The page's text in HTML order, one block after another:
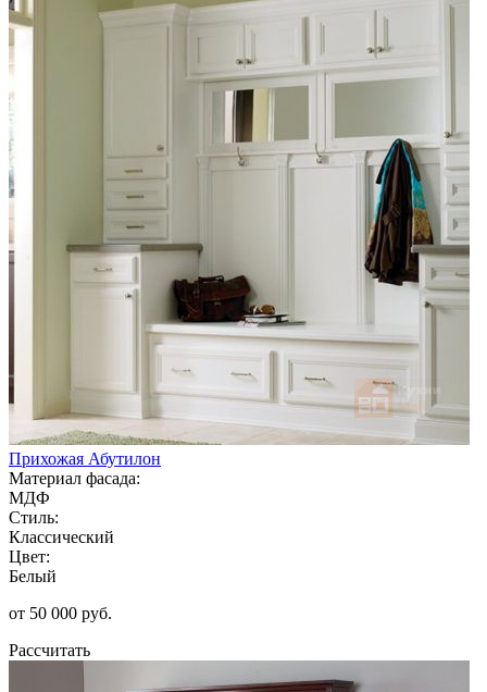
Прихожая Абутилон
Материал фасада:
МДФ
Стиль:
Классический
Цвет:
Белый
от 50 000 руб.
Рассчитать